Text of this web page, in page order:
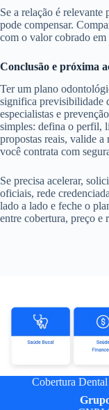
Se a relação é
pode compensar.
com o valor cobrado
Conclusão e próxima
Ter um plano
significa previsibilidade
especialistas e
simples: defina o perfil,
propostas reais, valide a
você contrata com
Se precisa acelerar,
oficiais, rede
lado a lado e feche o
entre cobertura, preço e
Cobertura Dental